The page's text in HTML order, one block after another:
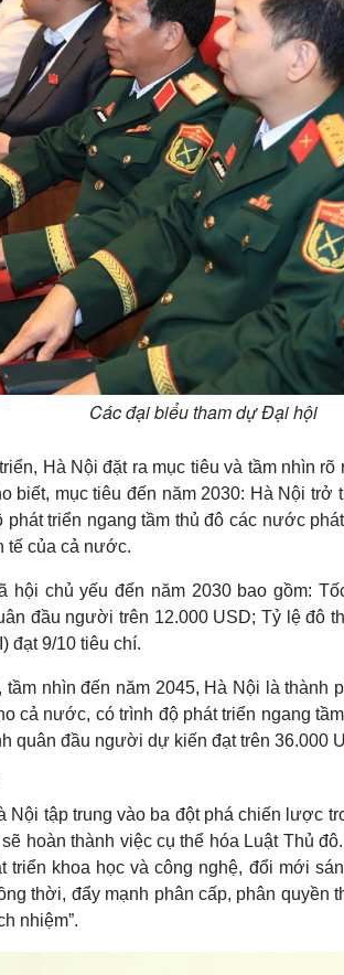
Các đại biểu tham dự Đại hội
Hà Nội đặt ra mục tiêu và tầm nhìn
biết, mục tiêu đến năm 2030: Hà Nội trở
phát triển ngang tầm thủ đô các nước
tế của cả nước.
hội chủ yếu đến năm 2030 bao gồm:
đầu người trên 12.000 USD; Tỷ lệ đô
đạt 9/10 tiêu chí.
nhìn đến năm 2045, Hà Nội là thành
cả nước, có trình độ phát triển ngang
quân đầu người dự kiến đạt trên 36.000
Nội tập trung vào ba đột phá chiến lược
hoàn thành việc cụ thể hóa Luật Thủ
triển khoa học và công nghệ, đổi mới
thời, đẩy mạnh phân cấp, phân quyền
nhiệm”.